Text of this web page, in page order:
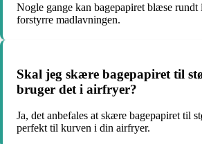
Nogle gange kan bagepapiret blæse
forstyrre madlavningen.
Skal jeg skære bagepapiret til
bruger det i airfryer?
Ja, det anbefales at skære bagepapiret til
perfekt til kurven i din airfryer.